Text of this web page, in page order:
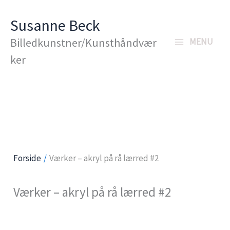
indholdet
Susanne Beck
Billedkunstner/Kunsthåndvær
ker
MENU
Forside Værker – akryl på rå lærred #2
Værker – akryl på rå lærred #2